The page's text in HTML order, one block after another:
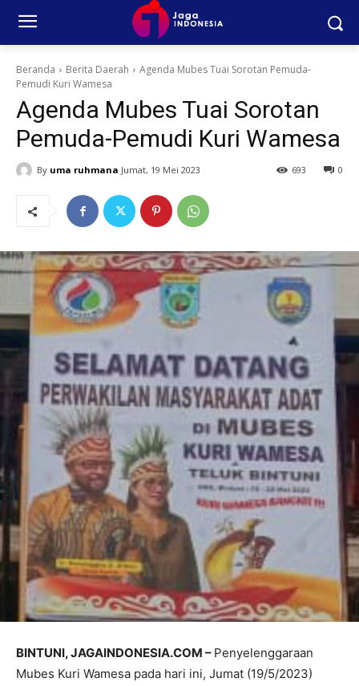
Beranda Berita Daerah
Agenda Mubes Tuai Sorotan Pemuda-
Pemudi Kuri Wamesa
Agenda Mubes Tuai Sorotan
Pemuda-Pemudi Kuri Wamesa
By uma ruhmana Jumat, 19 Mei 2023 0
693
BINTUNI, JAGAINDONESIA.COM – Penyelenggaraan
Mubes Kuri Wamesa pada hari ini, Jumat (19/5/2023)